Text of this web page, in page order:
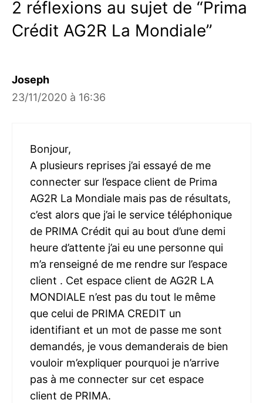
2 réflexions au sujet de “Prima
Crédit AG2R La Mondiale”
Joseph
23/11/2020 à 16:36
Bonjour,
A plusieurs reprises j’ai essayé de me
connecter sur l’espace client de Prima
AG2R La Mondiale mais pas de résultats,
c’est alors que j’ai le service téléphonique
de PRIMA Crédit qui au bout d’une demi
heure d’attente j’ai eu une personne qui
m’a renseigné de me rendre sur l’espace
client . Cet espace client de AG2R LA
MONDIALE n’est pas du tout le même
que celui de PRIMA CREDIT un
identifiant et un mot de passe me sont
demandés, je vous demanderais de bien
vouloir m’expliquer pourquoi je n’arrive
pas à me connecter sur cet espace
client de PRIMA.